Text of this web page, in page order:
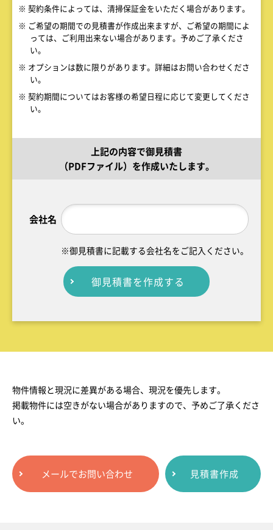
※ 契約条件によっては、清掃保証金をいただく場合があります。
※ ご希望の期間での見積書が作成出来ますが、ご希望の期間によ
っては、ご利用出来ない場合があります。予めご了承くださ
い。
※ オプションは数に限りがあります。詳細はお問い合わせくださ
い。
※ 契約期間についてはお客様の希望日程に応じて変更してくださ
い。
上記の内容で御見積書
（PDFファイル）を作成いたします。
会社名
※御見積書に記載する会社名をご記入ください。
御見積書を作成する
物件情報と現況に差異がある場合、現況を優先します。
掲載物件には空きがない場合がありますので、予めご了承くださ
い。
メールでお問い合わせ 見積書作成